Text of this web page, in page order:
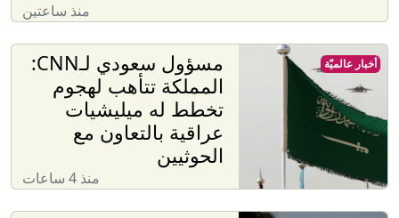
منذ ساعتين
مسؤول سعودي لـCNN:
المملكة تتأهب لهجوم
تخطط له ميليشيات
عراقية بالتعاون مع
الحوثيين
منذ 4 ساعات
أخبار عالميّة